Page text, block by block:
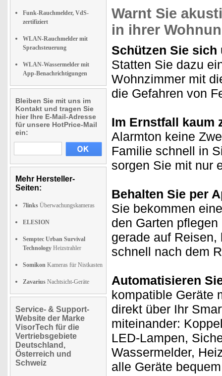
Funk-Rauchmelder, VdS-
zertifiziert
WLAN-Rauchmelder mit
Sprachsteuerung
WLAN-Wassermelder mit
App-Benachrichtigungen
Bleiben Sie mit uns im
Kontakt und tragen Sie
hier Ihre E-Mail-Adresse
für unsere HotPrice-Mail
ein:
Mehr Hersteller-
Seiten:
7links Überwachungskameras
ELESION
Semptec Urban Survival
Technology Heizstrahler
Somikon Kameras für Nistkasten
Zavarius Nachtsicht-Geräte
Service- & Support-
Website der Marke
VisorTech für die
Vertriebsgebiete
Deutschland,
Österreich und
Schweiz
Warnt Sie
in ihrer
Schützen Sie sich
Statten Sie dazu
Wohnzimmer mit
die Gefahren von
Im Ernstfall kaum
Alarmton keine
Familie schnell in
sorgen Sie mit nur
Behalten Sie per
Sie bekommen
den Garten
gerade auf
schnell nach dem
Automatisieren
kompatible Geräte
direkt über Ihr
miteinander:
LED-Lampen,
Wassermelder,
alle Geräte